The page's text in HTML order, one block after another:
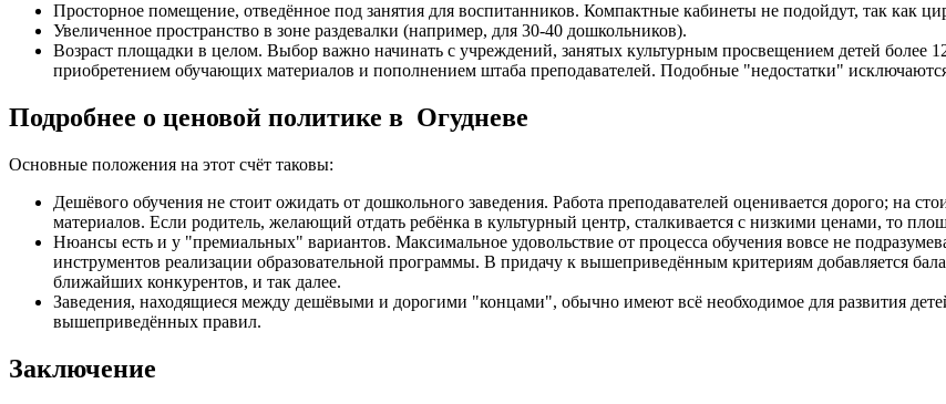
Просторное помещение, отведённое под занятия для воспитанников. Компактные кабинеты не подойдут, так как
Увеличенное пространство в зоне раздевалки (например, для 30-40 дошкольников).
Возраст площадки в целом. Выбор важно начинать с учреждений, занятых культурным просвещением детей более
приобретением обучающих материалов и пополнением штаба преподавателей. Подобные "недостатки"
Подробнее о ценовой политике в Огудневе
Основные положения на этот счёт таковы:
Дешёвого обучения не стоит ожидать от дошкольного заведения. Работа преподавателей оценивается дорого; на
материалов. Если родитель, желающий отдать ребёнка в культурный центр, сталкивается с низкими ценами, то
Нюансы есть и у "премиальных" вариантов. Максимальное удовольствие от процесса обучения вовсе не
инструментов реализации образовательной программы. В придачу к вышеприведённым критериям добавляется
ближайших конкурентов, и так далее.
Заведения, находящиеся между дешёвыми и дорогими "концами", обычно имеют всё необходимое для развития
вышеприведённых правил.
Заключение